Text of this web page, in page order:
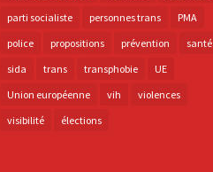
parti socialiste
personnes trans
PMA
police
propositions prévention
santé
sida
trans transphobie
UE
Union européenne
vih
violences
visibilité
élections